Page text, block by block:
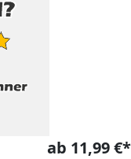
ab 11,99 €*